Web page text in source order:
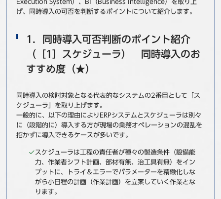
BBSグループネットワーク サステナビリティ 企業情報
株主・投資家情報 採用情報
お問い合わせ
Execution System）、BI（Business Intelligence）を取り上
げ、同時導入の可否を判断するポイントについて紹介します。
1．同時導入可否判断のポイント紹介
（［1］スケジューラ） 同時導入のお
すすめ度（★）
同時導入の検討対象となる代表的なシステムの2番目として「ス
ケジューラ」を取り上げます。
一般的に、以下の理由によりERPシステムとスケジューラは別々
に（段階的に）導入する方が現場の業務オペレーションの混乱を
招かずに導入できるケースが多いです。
スケジューラは工程の責任者が種々の製造条件（設備能
力、作業者シフト計画、部材有無、治工具有無）をイン
プットに、トライ＆エラーでパラメーターを精緻化しな
がら小日程の計画（作業計画）を立案していく作業とな
ります。